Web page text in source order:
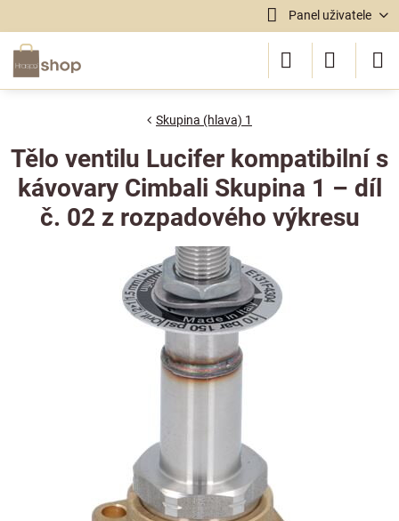
Panel uživatele
Skupina (hlava) 1
Tělo ventilu Lucifer kompatibilní s
kávovary Cimbali Skupina 1 – díl
č. 02 z rozpadového výkresu